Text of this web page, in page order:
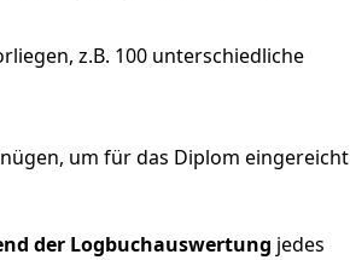
z.B. 100 unterschiedliche
um für das Diplom eingereicht
der Logbuchauswertung jedes